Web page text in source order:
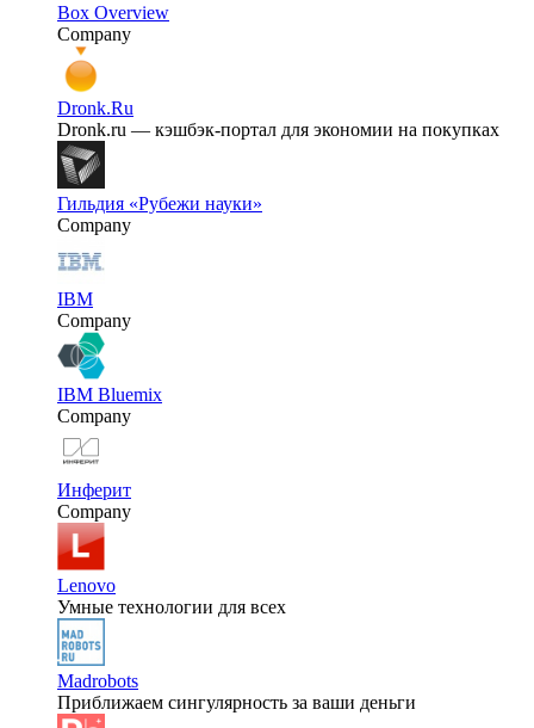
Box Overview
Company
Dronk.Ru
Dronk.ru — кэшбэк-портал для экономии на покупках
Гильдия «Рубежи науки»
Company
IBM
Company
IBM Bluemix
Company
Инферит
Company
Lenovo
Умные технологии для всех
Madrobots
Приближаем сингулярность за ваши деньги